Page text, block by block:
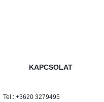
KAPCSOLAT
Tel.: +3620 3279495